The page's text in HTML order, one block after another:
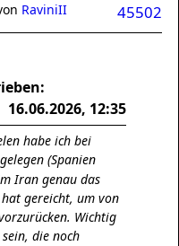
45502
RaviniII
16.06.2026, 12:35
habe ich bei
(Spanien
Iran genau das
gereicht, um von
Wichtig
die noch